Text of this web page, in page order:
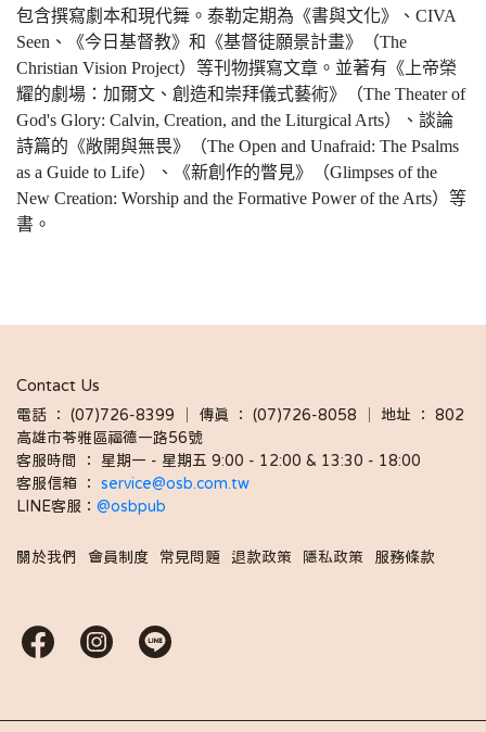
包含撰寫劇本和現代舞。泰勒定期為《書與文化》、CIVA
Seen、《今日基督教》和《基督徒願景計畫》（The
Christian Vision Project）等刊物撰寫文章。並著有《上帝榮
耀的劇場：加爾文、創造和崇拜儀式藝術》（The Theater of
God's Glory: Calvin, Creation, and the Liturgical Arts）、談論
詩篇的《敞開與無畏》（The Open and Unafraid: The Psalms
as a Guide to Life）、《新創作的瞥見》（Glimpses of the
New Creation: Worship and the Formative Power of the Arts）等
書。
Contact Us
電話 ： (07)726-8399 │ 傳真 ： (07)726-8058 │ 地址 ： 802
高雄市苓雅區福德一路56號
客服時間 ： 星期一 - 星期五 9:00 - 12:00 & 13:30 - 18:00
客服信箱 ： service@osb.com.tw
LINE客服： @osbpub
關於我們 會員制度 常見問題 退款政策 隱私政策 服務條款